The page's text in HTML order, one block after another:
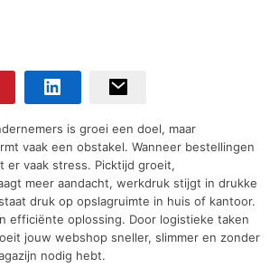
is groei een doel, maar
vaak een obstakel. Wanneer bestellingen
er vaak stress. Picktijd groeit,
meer aandacht, werkdruk stijgt in drukke
druk op opslagruimte in huis of kantoor.
efficiënte oplossing. Door logistieke taken
jouw webshop sneller, slimmer en zonder
nodig hebt.